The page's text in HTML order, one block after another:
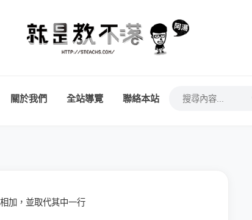
關於我們 全站導覽 聯絡本站
加，並取代其中一行